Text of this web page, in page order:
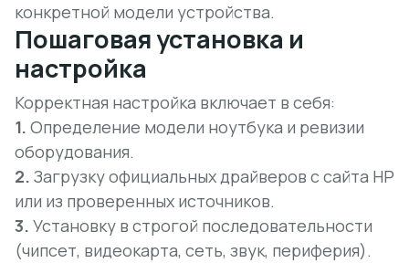
конкретной модели устройства.
Пошаговая установка и
настройка
Корректная настройка включает в себя:
1. Определение модели ноутбука и ревизии
оборудования.
2. Загрузку официальных драйверов с сайта HP
или из проверенных источников.
3. Установку в строгой последовательности
(чипсет, видеокарта, сеть, звук, периферия).